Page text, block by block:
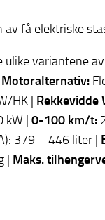
av få elektriske
ulike variantene
Motoralternativ:
HK | Rekkevidde
kW | 0-100 km/t:
379 – 446 liter |
| Maks.